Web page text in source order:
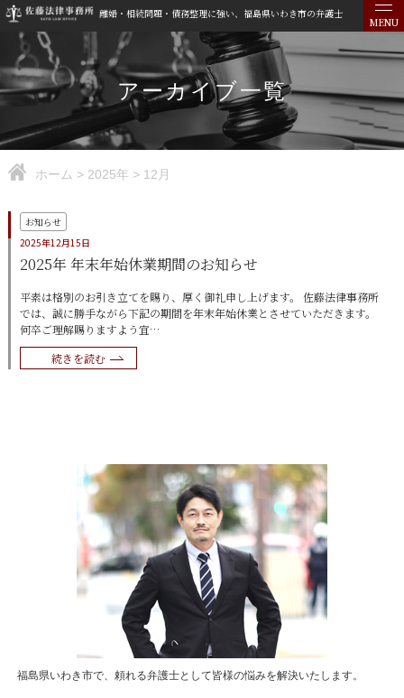
離婚・相続問題・債務整理に強い、福島県いわき市の弁護士
MENU
アーカイブ一覧
ホーム > 2025年 > 12月
福島県いわき市で、頼れる弁護士として皆様の悩みを解決いたします。
お知らせ
2025年12月15日
2025年 年末年始休業期間のお知らせ
平素は格別のお引き立てを賜り、厚く御礼申し上げます。 佐藤法律事務所
では、誠に勝手ながら下記の期間を年末年始休業とさせていただきます。
何卒ご理解賜りますよう宜…
続きを読む